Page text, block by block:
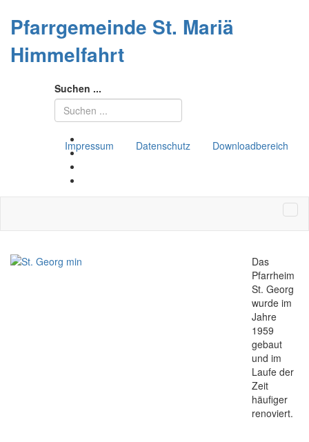
Pfarrgemeinde St. Mariä
Himmelfahrt
Suchen ...
Impressum Datenschutz Downloadbereich
Das
Pfarrheim
St. Georg
wurde im
Jahre
1959
gebaut
und im
Laufe der
Zeit
häufiger
renoviert.